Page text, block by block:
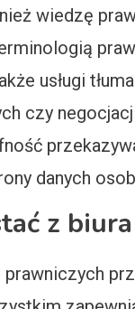
wiedzę
usługi
czy
danych
z
prawniczych